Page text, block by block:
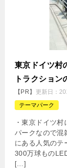
東京ドイツ村
トラクション
【PR】 更新日：
テーマパーク
・東京ドイツ
パークなので混
にある人気のテ
300万球もの
[…]